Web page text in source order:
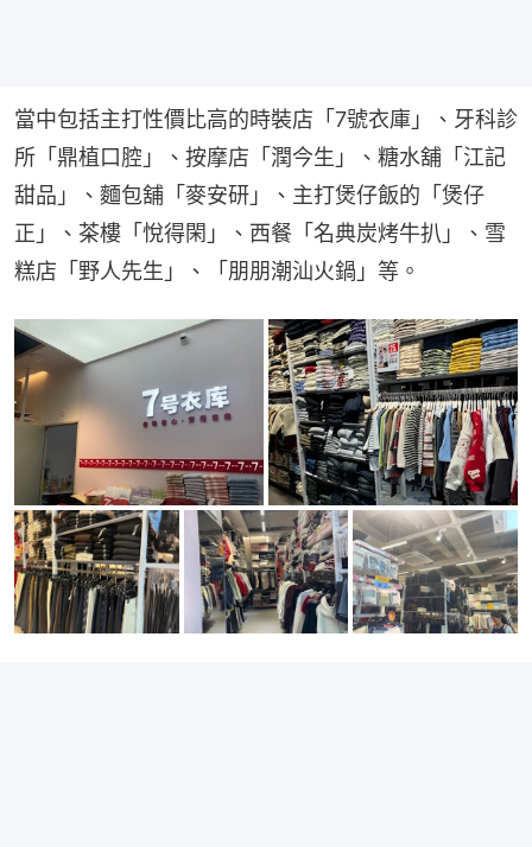
當中包括主打性價比高的時裝店「7號衣庫」、牙科診
所「鼎植口腔」、按摩店「潤今生」、糖水舖「江記
甜品」、麵包舖「麥安研」、主打煲仔飯的「煲仔
正」、茶樓「悅得閑」、西餐「名典炭烤牛扒」、雪
糕店「野人先生」、「朋朋潮汕火鍋」等。